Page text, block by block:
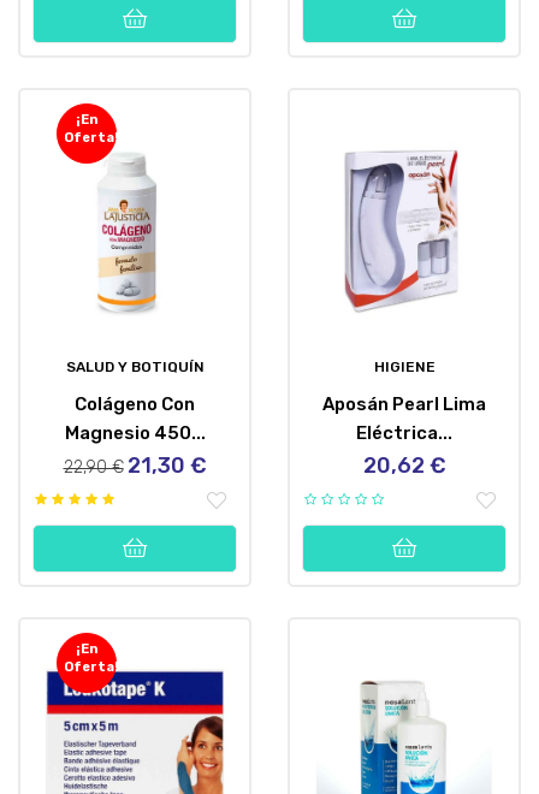
¡En
Oferta!
SALUD Y BOTIQUÍN
Colágeno Con
Magnesio 450...
Precio
22,90 € Precio
21,30 €
HIGIENE
Aposán Pearl Lima
Eléctrica...
Precio
20,62 €
¡En
Oferta!